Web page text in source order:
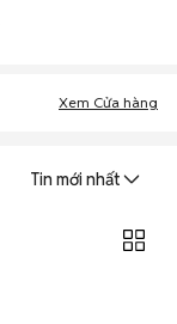
Xem Cửa hàng
Tin mới nhất